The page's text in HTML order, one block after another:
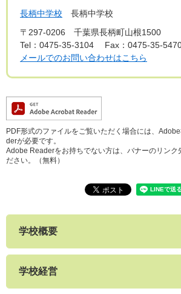
長柄中学校
長柄中学校
〒297-0206
千葉県長柄町山根1500
Tel：0475-35-3104
Fax：0475-35-
メールでのお問い合わせはこちら
PDF形式のファイルをご覧いただく場合には、
derが必要です。
Adobe Readerをお持ちでない方は、バナーのリンク
ださい。（無料）
学校概要
学校経営